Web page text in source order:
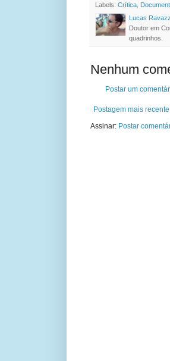
Labels: Crítica
Lucas
Doutor em
quadrinhos.
Nenhum
Postar um
Postagem mais recente
Assinar: Postar